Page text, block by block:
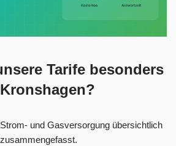
Tarife besonders
und Gasversorgung übersichtlich
zusammengefasst.